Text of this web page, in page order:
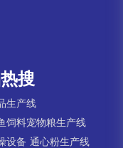
搜
生产线
饲料宠物粮生产线
设备 通心粉生产线